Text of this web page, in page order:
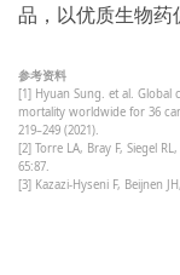
品，以优质生物药
参考资料
[1] Hyuan Sung. et al. Global
mortality worldwide for 36
219–249 (2021).
[2] Torre LA, Bray F, Siegel
65:87.
[3] Kazazi-Hyseni F, Beijnen